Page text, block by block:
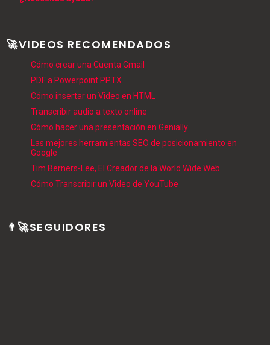
🚀VIDEOS RECOMENDADOS
Cómo crear una Cuenta Gmail
PDF a Powerpoint PPTX
Cómo insertar un Video en HTML
Transcribir audio a texto online
Cómo hacer una presentación en Genially
Las mejores herramientas SEO de posicionamiento en
Google
Tim Berners-Lee, El Creador de la World Wide Web
Cómo Transcribir un Video de YouTube
👨‍🚀SEGUIDORES